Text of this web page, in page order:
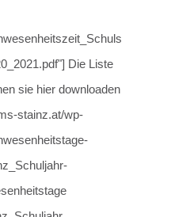
Die Liste
sie hier downloaden
stainz.at/wp-